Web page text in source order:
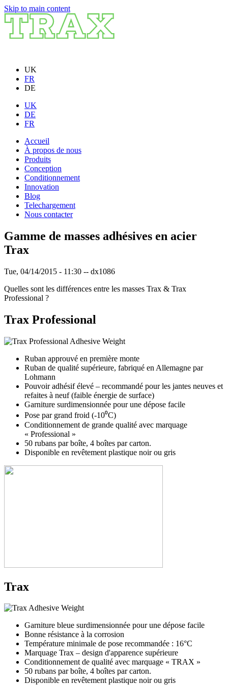
Skip to main content
UK
FR
DE
UK
DE
FR
Accueil
À propos de nous
Produits
Conception
Conditionnement
Innovation
Blog
Telechargement
Nous contacter
Gamme de masses adhésives en acier
Trax
Tue, 04/14/2015 - 11:30 -- dx1086
Quelles sont les différences entre les masses Trax & Trax
Professional ?
Trax Professional
Ruban approuvé en première monte
Ruban de qualité supérieure, fabriqué en Allemagne par
Lohmann
Pouvoir adhésif élevé – recommandé pour les jantes neuves et
refaites à neuf (faible énergie de surface)
Garniture surdimensionnée pour une dépose facile
Pose par grand froid (-10⁰C)
Conditionnement de grande qualité avec marquage
« Professional »
50 rubans par boîte, 4 boîtes par carton.
Disponible en revêtement plastique noir ou gris
Trax
Garniture bleue surdimensionnée pour une dépose facile
Bonne résistance à la corrosion
Température minimale de pose recommandée : 16°C
Marquage Trax – design d'apparence supérieure
Conditionnement de qualité avec marquage « TRAX »
50 rubans par boîte, 4 boîtes par carton.
Disponible en revêtement plastique noir ou gris